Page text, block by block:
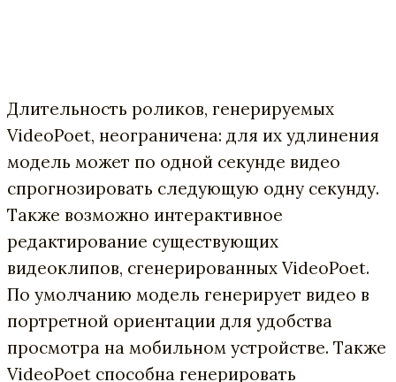
Длительность роликов, генерируемых
VideoPoet, неограничена: для их удлинения
модель может по одной секунде видео
спрогнозировать следующую одну секунду.
Также возможно интерактивное
редактирование существующих
видеоклипов, сгенерированных VideoPoet.
По умолчанию модель генерирует видео в
портретной ориентации для удобства
просмотра на мобильном устройстве. Также
VideoPoet способна генерировать